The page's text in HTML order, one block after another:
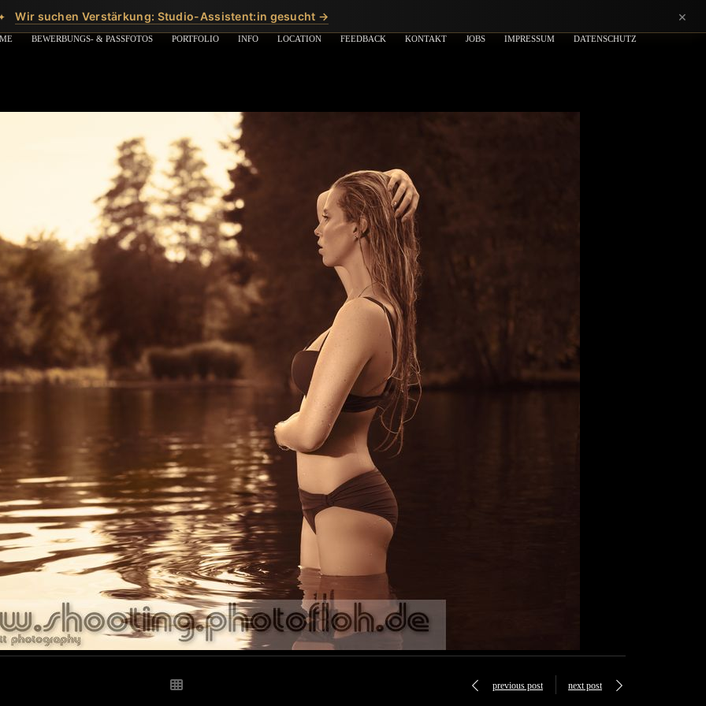
BEWERBUNGS- & PASSFOTOS PORTFOLIO INFO LOCATION FEEDBACK KONTAKT JOBS IMPRESSUM DATENSCHUTZ
previous post next post
Wir suchen Verstärkung: Studio-Assistent:in gesucht → ×